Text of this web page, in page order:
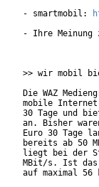
- smartmobil:
- Ihre Meinung
>> wir mobil
Die WAZ
mobile
30 Tage und
an. Bisher
Euro 30 Tage
bereits ab 50
liegt bei der
MBit/s. Ist das
auf maximal